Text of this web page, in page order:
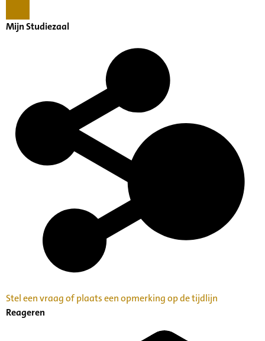
Mijn Studiezaal
Stel een vraag of plaats een opmerking op de tijdlijn
Reageren